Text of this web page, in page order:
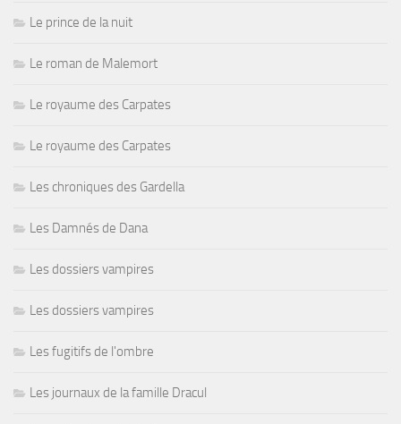
Le prince de la nuit
Le roman de Malemort
Le royaume des Carpates
Le royaume des Carpates
Les chroniques des Gardella
Les Damnés de Dana
Les dossiers vampires
Les dossiers vampires
Les fugitifs de l'ombre
Les journaux de la famille Dracul